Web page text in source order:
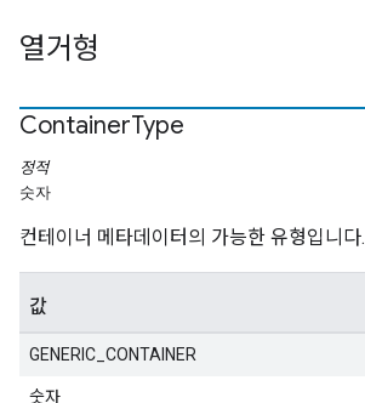
열거형
ContainerType
정적
숫자
컨테이너 메타데이터의 가능한 유형입니다.
값
GENERIC_CONTAINER
숫자